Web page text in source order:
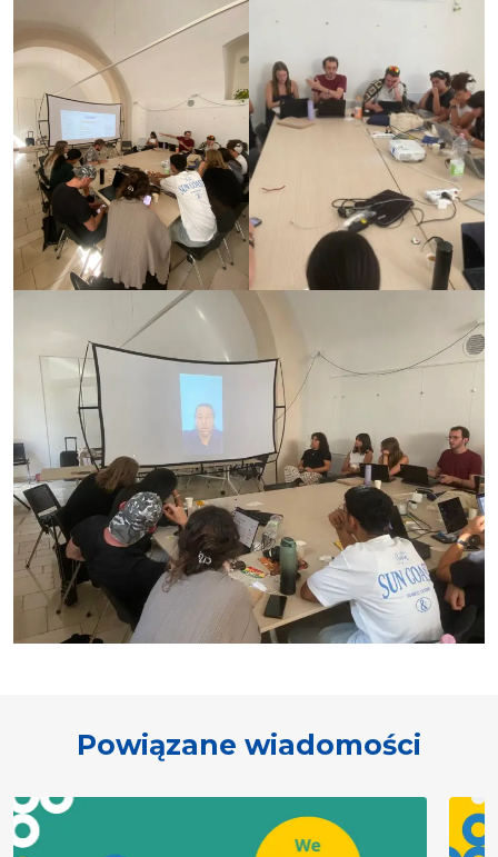
Powiązane wiadomości